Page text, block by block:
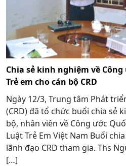
Chia sẻ kinh nghiệm về
Trẻ em cho cán bộ CRD
Ngày 12/3, Trung tâm Phát
(CRD) đã tổ chức buổi chia sẻ
bộ, nhân viên về Công ước
Luật Trẻ Em Việt Nam Buổi
lãnh đạo CRD tham gia. Ths
[…]